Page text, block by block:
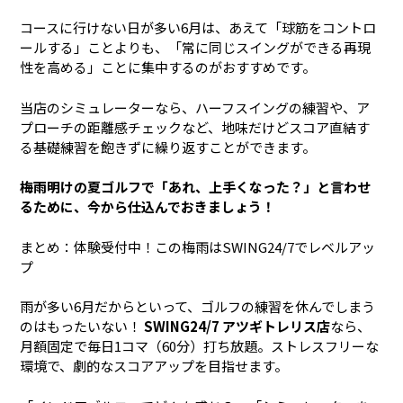
コースに行けない日が多い6月は、あえて「球筋をコントロ
ールする」ことよりも、「常に同じスイングができる再現
性を高める」ことに集中するのがおすすめです。
当店のシミュレーターなら、ハーフスイングの練習や、ア
プローチの距離感チェックなど、地味だけどスコア直結す
る基礎練習を飽きずに繰り返すことができます。
梅雨明けの夏ゴルフで「あれ、上手くなった？」と言わせ
るために、今から仕込んでおきましょう！
まとめ：体験受付中！この梅雨はSWING24/7でレベルアッ
プ
雨が多い6月だからといって、ゴルフの練習を休んでしまう
のはもったいない！SWING24/7 アツギトレリス店なら、
月額固定で毎日1コマ（60分）打ち放題。ストレスフリーな
環境で、劇的なスコアアップを目指せます。